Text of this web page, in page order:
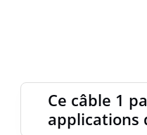
Ce câble 1
applications